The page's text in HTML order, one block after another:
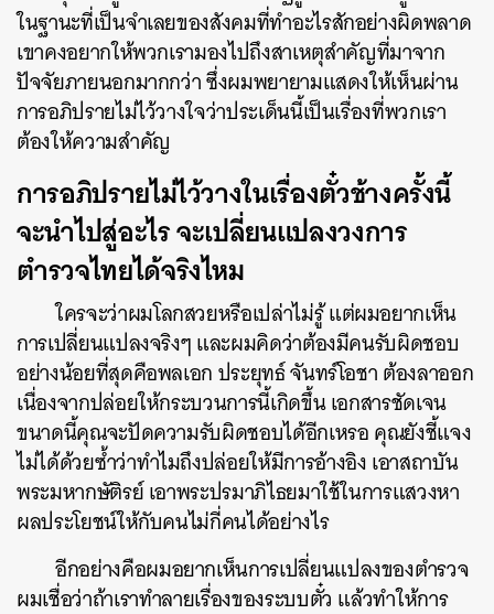
ในฐานะที่เป็นจำเลยของสังคมที่ทำอะไรสักอย่างผิดพลาด
เขาคงอยากให้พวกเรามองไปถึงสาเหตุสำคัญที่มาจาก
ปัจจัยภายนอกมากกว่า ซึ่งผมพยายามแสดงให้เห็นผ่าน
การอภิปรายไม่ไว้วางใจว่าประเด็นนี้เป็นเรื่องที่พวกเรา
ต้องให้ความสำคัญ
การอภิปรายไม่ไว้วางในเรื่องตั๋วช้างครั้งนี้
จะนำไปสู่อะไร จะเปลี่ยนแปลงวงการ
ตำรวจไทยได้จริงไหม
ใครจะว่าผมโลกสวยหรือเปล่าไม่รู้ แต่ผมอยากเห็น
การเปลี่ยนแปลงจริงๆ และผมคิดว่าต้องมีคนรับผิดชอบ
อย่างน้อยที่สุดคือพลเอก ประยุทธ์ จันทร์โอชา ต้องลาออก
เนื่องจากปล่อยให้กระบวนการนี้เกิดขึ้น เอกสารชัดเจน
ขนาดนี้คุณจะปัดความรับผิดชอบได้อีกเหรอ คุณยังชี้แจง
ไม่ได้ด้วยซ้ำว่าทำไมถึงปล่อยให้มีการอ้างอิง เอาสถาบัน
พระมหากษัติรย์ เอาพระปรมาภิไธยมาใช้ในการแสวงหา
ผลประโยชน์ให้กับคนไม่กี่คนได้อย่างไร
อีกอย่างคือผมอยากเห็นการเปลี่ยนแปลงของตำรวจ
ผมเชื่อว่าถ้าเราทำลายเรื่องของระบบตั๋ว แล้วทำให้การ
SHARE TWEET LINE EMAIL